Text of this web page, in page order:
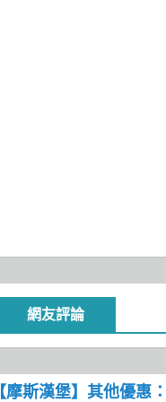
網友評論
【摩斯漢堡】其他優惠：